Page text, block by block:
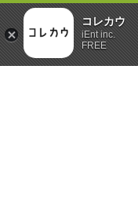
コレカウ
iEnt inc.
FREE